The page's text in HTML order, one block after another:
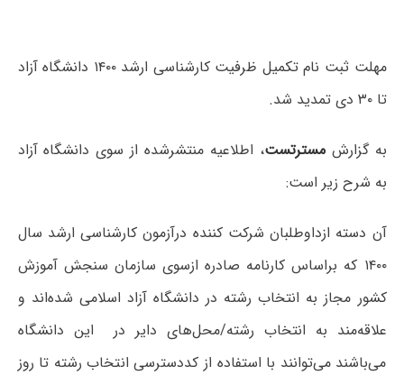
مهلت ثبت نام تکمیل ظرفیت کارشناسی ارشد ۱۴۰۰ دانشگاه آزاد
تا ۳۰ دی تمدید شد.
به گزارشمسترتست، اطلاعیه منتشرشده از سوی دانشگاه آزاد
به شرح زیر است:
آن دسته ازداوطلبان شرکت کننده درآزمون کارشناسی ارشد سال
۱۴۰۰ که براساس کارنامه صادره ازسوی سازمان سنجش آموزش
کشور مجاز به انتخاب رشته در دانشگاه آزاد اسلامی شده‌اند و
علاقه‌مند به انتخاب رشته/محل‌های دایر در این دانشگاه
می‌باشند می‌توانند با استفاده از کددسترسی انتخاب رشته تا روز